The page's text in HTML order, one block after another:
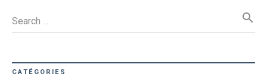
Search … search
CATÉGORIES